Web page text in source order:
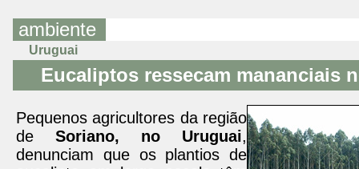
ambiente
Uruguai
Eucaliptos ressecam mananciais
Pequenos agricultores da região
de Soriano, no Uruguai,
denunciam que os plantios de